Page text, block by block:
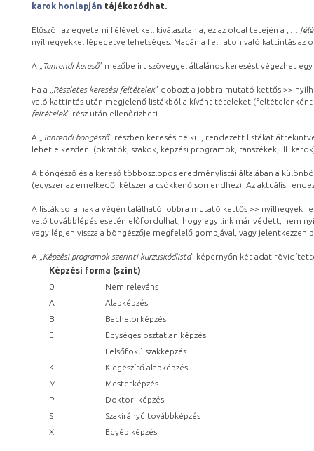
karok honlapján tájékozódhat.
Először az egyetemi félévet kell kiválasztania, ez az oldal tetején a „
…
nyílhegyekkel lépegetve lehetséges. Magán a feliraton való kattintás az
A „ Tanrendi kereső” mezőbe írt szöveggel általános keresést végezhet
Ha a „ Részletes keresési feltételek” dobozt a jobbra mutató kettős >>
való kattintás után megjelenő listákból a kívánt tételeket (feltételenként
feltételek” rész után ellenőrizheti.
A „ Tanrendi böngésző” részben keresés nélkül, rendezett listákat
lehet elkezdeni (oktatók, szakok, képzési programok, tanszékek, ill.
A böngésző és a kereső többoszlopos eredménylistái általában a
(egyszer az emelkedő, kétszer a csökkenő sorrendhez). Az aktuális
A listák sorainak a végén található jobbra mutató kettős >> nyílhegyek
való továbblépés esetén előfordulhat, hogy egy link már védett, nem
vagy lépjen vissza a böngészője megfelelő gombjával, vagy
A „ Képzési programok szerinti kurzuskódlista” képernyőn két adat
Képzési forma (szint)
0
Nem releváns
A
Alapképzés
B
Bachelorképzés
E
Egységes osztatlan képzés
F
Felsőfokú szakképzés
K
Kiegészítő alapképzés
M
Mesterképzés
P
Doktori képzés
S
Szakirányú továbbképzés
X
Egyéb képzés